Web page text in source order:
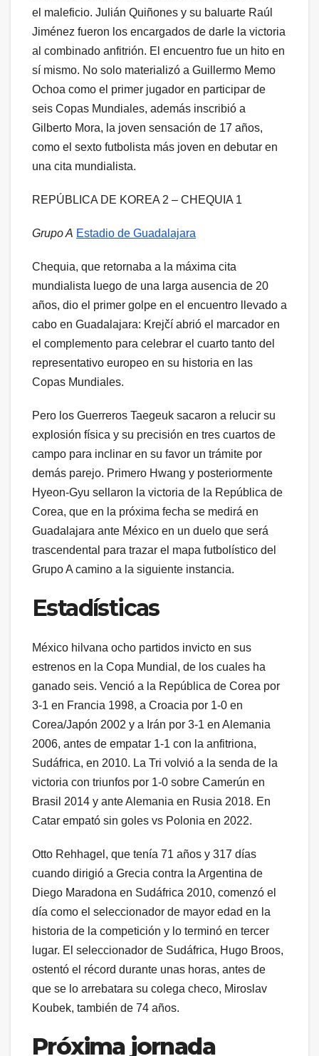
el maleficio. Julián Quiñones y su baluarte Raúl
Jiménez fueron los encargados de darle la victoria
al combinado anfitrión. El encuentro fue un hito en
sí mismo. No solo materializó a Guillermo Memo
Ochoa como el primer jugador en participar de
seis Copas Mundiales, además inscribió a
Gilberto Mora, la joven sensación de 17 años,
como el sexto futbolista más joven en debutar en
una cita mundialista.
REPÚBLICA DE KOREA 2 – CHEQUIA 1
Grupo A Estadio de Guadalajara
Chequia, que retornaba a la máxima cita
mundialista luego de una larga ausencia de 20
años, dio el primer golpe en el encuentro llevado a
cabo en Guadalajara: Krejčí abrió el marcador en
el complemento para celebrar el cuarto tanto del
representativo europeo en su historia en las
Copas Mundiales.
Pero los Guerreros Taegeuk sacaron a relucir su
explosión física y su precisión en tres cuartos de
campo para inclinar en su favor un trámite por
demás parejo. Primero Hwang y posteriormente
Hyeon-Gyu sellaron la victoria de la República de
Corea, que en la próxima fecha se medirá en
Guadalajara ante México en un duelo que será
trascendental para trazar el mapa futbolístico del
Grupo A camino a la siguiente instancia.
Estadísticas
México hilvana ocho partidos invicto en sus
estrenos en la Copa Mundial, de los cuales ha
ganado seis. Venció a la República de Corea por
3-1 en Francia 1998, a Croacia por 1-0 en
Corea/Japón 2002 y a Irán por 3-1 en Alemania
2006, antes de empatar 1-1 con la anfitriona,
Sudáfrica, en 2010. La Tri volvió a la senda de la
victoria con triunfos por 1-0 sobre Camerún en
Brasil 2014 y ante Alemania en Rusia 2018. En
Catar empató sin goles vs Polonia en 2022.
Otto Rehhagel, que tenía 71 años y 317 días
cuando dirigió a Grecia contra la Argentina de
Diego Maradona en Sudáfrica 2010, comenzó el
día como el seleccionador de mayor edad en la
historia de la competición y lo terminó en tercer
lugar. El seleccionador de Sudáfrica, Hugo Broos,
ostentó el récord durante unas horas, antes de
que se lo arrebatara su colega checo, Miroslav
Koubek, también de 74 años.
Próxima jornada